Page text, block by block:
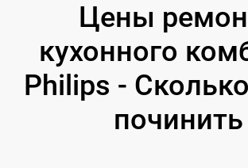
Цены
кухонного
Philips -
починить